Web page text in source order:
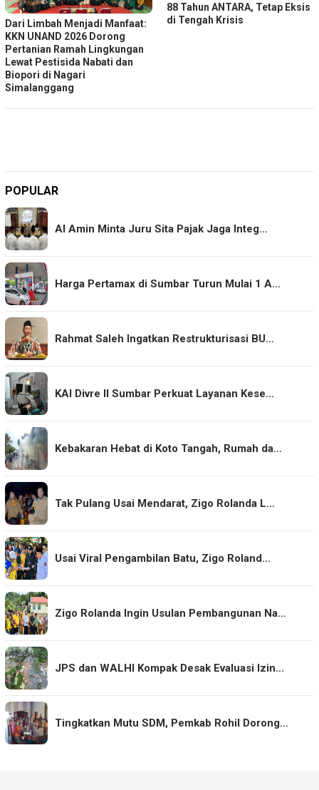
Dari Limbah Menjadi Manfaat:
KKN UNAND 2026 Dorong
Pertanian Ramah Lingkungan
Lewat Pestisida Nabati dan
Biopori di Nagari
Simalanggang
88 Tahun ANTARA, Tetap Eksis
di Tengah Krisis
POPULAR
Al Amin Minta Juru Sita Pajak Jaga Integ…
Harga Pertamax di Sumbar Turun Mulai 1 A…
Rahmat Saleh Ingatkan Restrukturisasi BU…
KAI Divre II Sumbar Perkuat Layanan Kese…
Kebakaran Hebat di Koto Tangah, Rumah da…
Tak Pulang Usai Mendarat, Zigo Rolanda L…
Usai Viral Pengambilan Batu, Zigo Roland…
Zigo Rolanda Ingin Usulan Pembangunan Na…
JPS dan WALHI Kompak Desak Evaluasi Izin…
Tingkatkan Mutu SDM, Pemkab Rohil Dorong…